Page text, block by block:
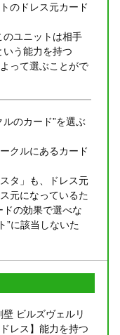
のドレス元カード
のユニットは相手
いう能力を持つ
って選ぶことがで
のカード”を選ぶ
クルにあるカード
タ」も、ドレス元
元になっているた
ドの効果で選べな
”に該当しないた
ビルズヴェルリ
レス】能力を持つ